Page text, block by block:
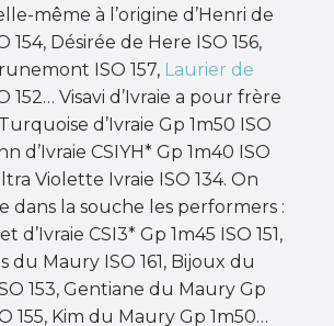
même à l’origine d’Henri de
154, Désirée de Here ISO 156,
ISO 157, Laurier de
152… Visavi d’Ivraie a pour frère
d’Ivraie Gp 1m50 ISO
d’Ivraie CSIYH* Gp 1m40 ISO
Violette Ivraie ISO 134. On
dans la souche les performers :
d’Ivraie CSI3* Gp 1m45 ISO 151,
du Maury ISO 161, Bijoux du
153, Gentiane du Maury Gp
155, Kim du Maury Gp 1m50…